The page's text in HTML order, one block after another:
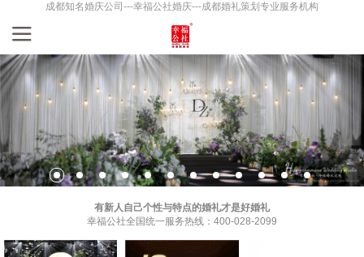
成都知名婚庆公司---幸福公社婚庆---成都婚礼策划专业服务机构
有新人自己个性与特点的婚礼才是好婚礼
幸福公社全国统一服务热线：400-028-2099